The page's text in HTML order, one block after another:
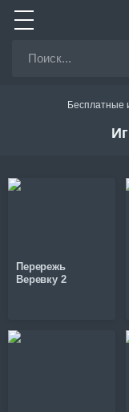
Бесплатные
Перережь
Веревку 2